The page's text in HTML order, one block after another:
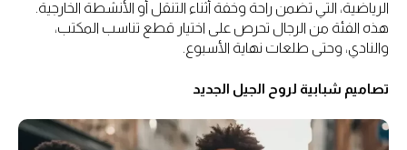
الرياضية، التي تضمن راحة وخفة أثناء التنقل أو الأنشطة الخارجية.
هذه الفئة من الرجال تحرص على اختيار قطع تناسب المكتب،
والنادي، وحتى طلعات نهاية الأسبوع.
تصاميم شبابية لروح الجيل الجديد